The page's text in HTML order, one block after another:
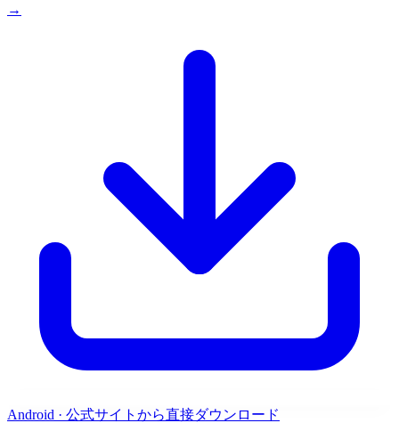
→
Android · 公式サイトから直接ダウンロード